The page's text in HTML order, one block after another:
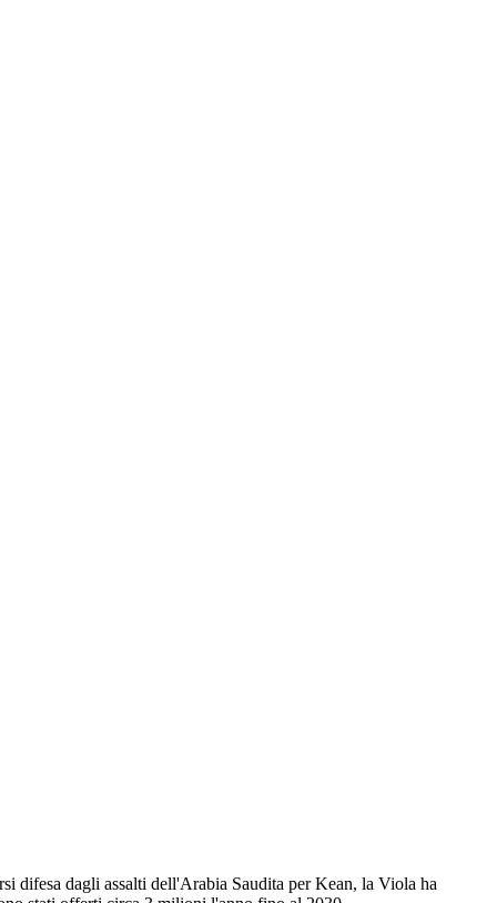
difesa dagli assalti dell'Arabia Saudita per Kean, la Viola ha